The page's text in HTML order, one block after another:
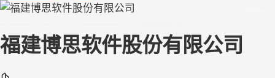
福建博思软件股份有限公司